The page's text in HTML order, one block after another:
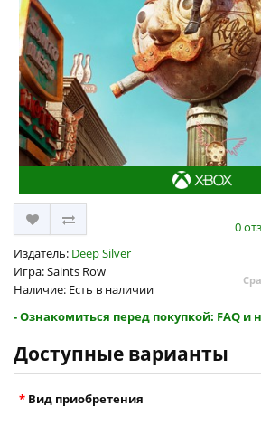
0
Издатель: Deep Silver
Игра: Saints Row
Наличие: Есть в наличии
- Ознакомиться перед покупкой: FAQ и
Доступные варианты
Вид приобретения